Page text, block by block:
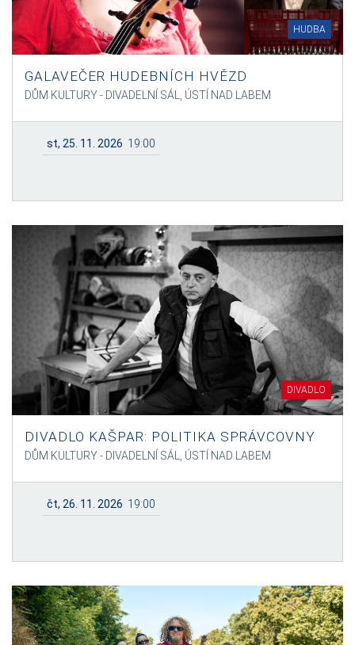
HUDBA
GALAVEČER HUDEBNÍCH HVĚZD
DŮM KULTURY - DIVADELNÍ SÁL, ÚSTÍ NAD LABEM
st, 25. 11. 2026 19:00
DIVADLO
DIVADLO KAŠPAR: POLITIKA SPRÁVCOVNY
DŮM KULTURY - DIVADELNÍ SÁL, ÚSTÍ NAD LABEM
čt, 26. 11. 2026 19:00